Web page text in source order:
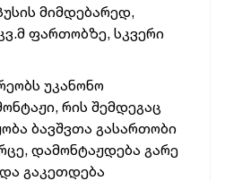
მიმდებარედ,
ფართობზე, სკვერი
უკანონო
რის შემდეგაც
ბავშვთა გასართობი
დამონტაჟდება გარე
გაკეთდება